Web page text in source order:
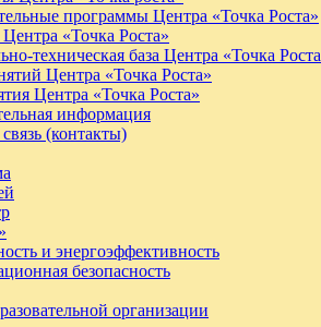
программы Центра «Точка Роста»
«Точка Роста»
техническая база Центра «Точка
Центра «Точка Роста»
Центра «Точка Роста»
информация
(контакты)
и энергоэффективность
безопасность
организации